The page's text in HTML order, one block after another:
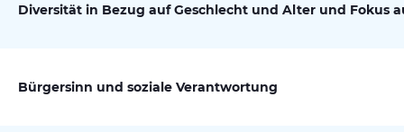
Diversität in Bezug auf Geschlecht und Alter und Fokus
Bürgersinn und soziale Verantwortung